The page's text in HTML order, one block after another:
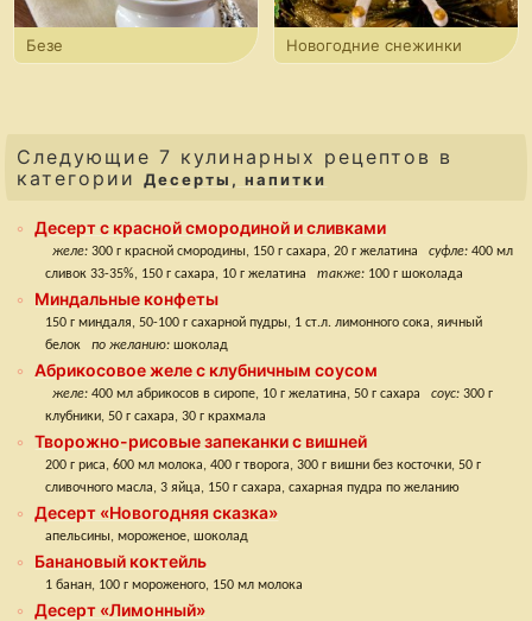
Безе Новогодние снежинки
Следующие 7 кулинарных рецептов в
категорииДесерты, напитки
Десерт с красной смородиной и сливками
желе: 300 г красной смородины, 150 г сахара, 20 г желатинасуфле: 400 мл
сливок 33-35%, 150 г сахара, 10 г желатинатакже: 100 г шоколада
Миндальные конфеты
150 г миндаля, 50-100 г сахарной пудры, 1 ст.л. лимонного сока, яичный
белокпо желанию: шоколад
Абрикосовое желе с клубничным соусом
желе: 400 мл абрикосов в сиропе, 10 г желатина, 50 г сахарасоус: 300 г
клубники, 50 г сахара, 30 г крахмала
Творожно-рисовые запеканки с вишней
200 г риса, 600 мл молока, 400 г творога, 300 г вишни без косточки, 50 г
сливочного масла, 3 яйца, 150 г сахара, сахарная пудра по желанию
Десерт «Новогодняя сказка»
апельсины, мороженое, шоколад
Банановый коктейль
1 банан, 100 г мороженого, 150 мл молока
Десерт «Лимонный»